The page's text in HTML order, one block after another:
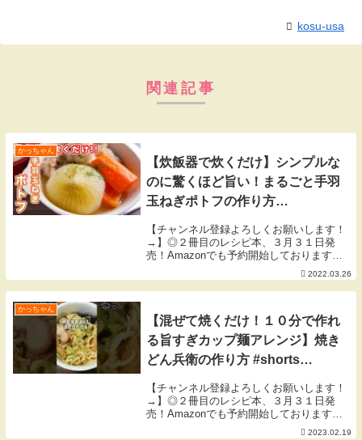
kosu-usa
関連記事
かっちゃん
【炊飯器で炊くだけ】シンプルな
のに驚くほど旨い！まるごと手羽
玉ねぎポトフの作り方
【チャンネル登録よろしくお願いします！
→】◎２冊目のレシピ本、３月３１日発
売！Amazonでも予約開始しております
◎▼「簡単なのにウマすぎる! もりもり野
菜レシピ」▼▼「人気店の味をおうちで！
週末が楽しくなる再現ごはん」▼【３月の
2022.03.26
かっちゃん
【混ぜて焼くだけ！１０分で作れ
る旨すぎカップ麺アレンジ】焼き
どん兵衛の作り方 #shorts
【チャンネル登録よろしくお願いします！
→】◎２冊目のレシピ本、３月３１日発
売！Amazonでも予約開始しております
◎▼「簡単なのにウマすぎる! もりもり野
2023.02.19